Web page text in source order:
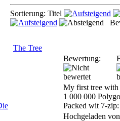
Sortierung: Titel
The Tree
Bewertung:
My first tree
1 000 000
Packed wit 7-
Hochgeladen